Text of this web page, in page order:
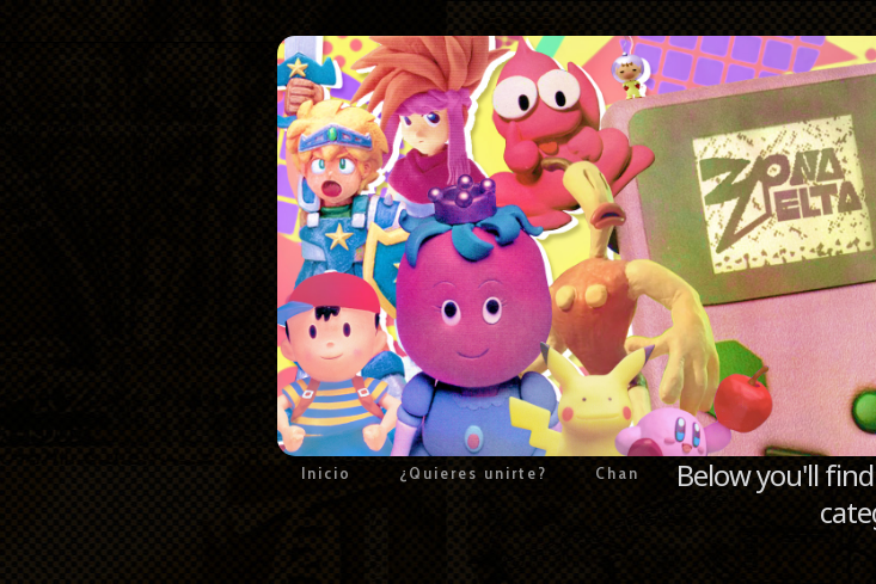
Inicio ¿Quieres unirte? Chan
Below you'll